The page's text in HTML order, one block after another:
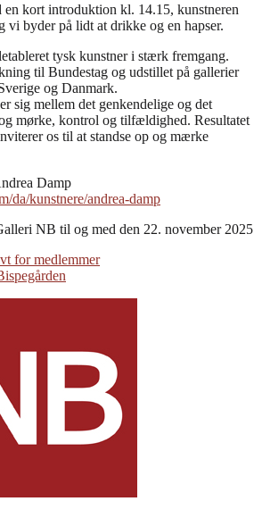
en kort introduktion kl. 14.15, kunstneren
vi byder på lidt at drikke og en hapser.
tysk kunstner i stærk fremgang.
til Bundestag og udstillet på gallerier
og Danmark.
sig mellem det genkendelige og det
mørke, kontrol og tilfældighed. Resultatet
os til at standse op og mærke
Damp
da/kunstnere/andrea-damp
NB til og med den 22. november 2025
for medlemmer